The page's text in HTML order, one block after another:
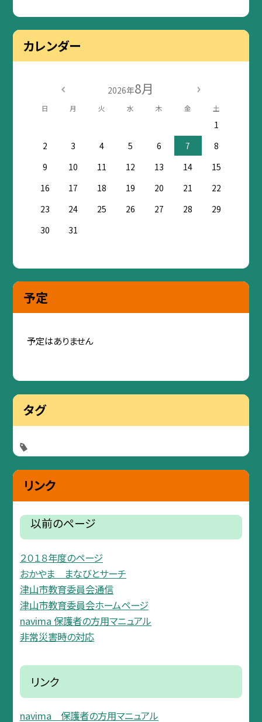
カレンダー
2026年8月
日 月 火 水 木 金 土
1
2
3 4 5 6 7
8
9
10 11 12 13 14
15
16
17 18 19 20 21
22
23
24 25 26 27 28
29
30
31
予定
予定はありません
タグ
リンク
以前のページ
２０１８年度のページ
おかやま まなびとサーチ
津山市教育委員会通信
津山市教育委員会ホームページ
navima 保護者の方用マニュアル
非常災害時の対応
リンク
navima 保護者の方用マニュアル